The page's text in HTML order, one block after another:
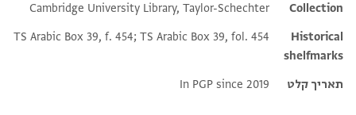
Collection
Cambridge University Library, Taylor-Schechter
Historical
shelfmarks
TS Arabic Box 39, f. 454; TS Arabic Box 39, fol. 454
תאריך קלט In PGP since 2019